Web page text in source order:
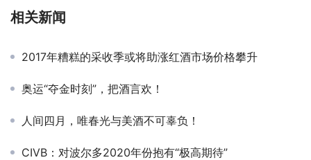
相关新闻
2017年糟糕的采收季或将助涨红酒市场价格攀升
奥运“夺金时刻”，把酒言欢！
人间四月，唯春光与美酒不可辜负！
CIVB：对波尔多2020年份抱有“极高期待”